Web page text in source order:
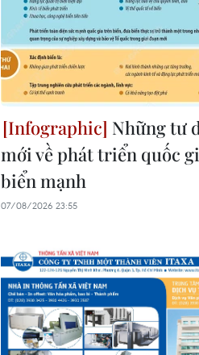
Những tư
mới về phát triển quốc
biển mạnh
07/08/2026 23:55